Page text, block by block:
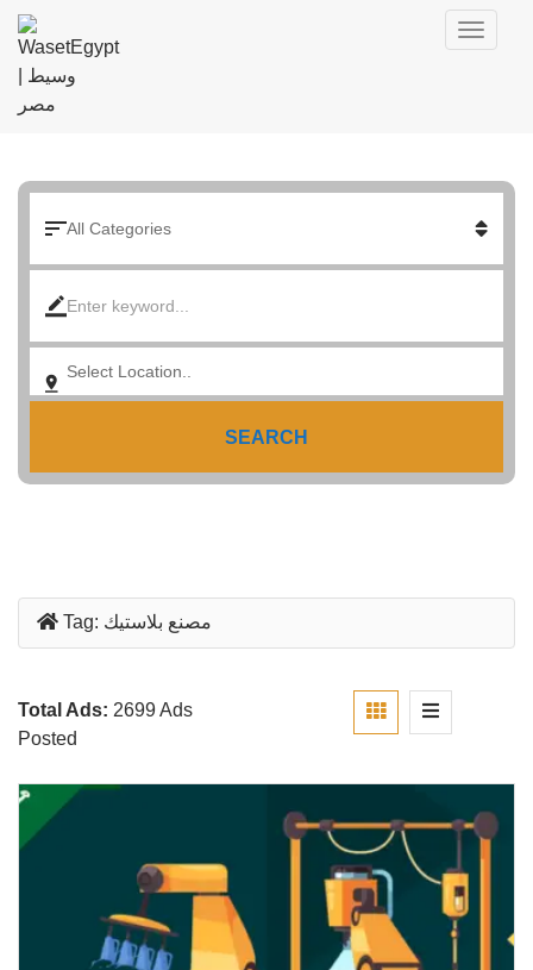
SEARCH
Tag: مصنع بلاستيك
Total Ads: 2699 Ads
Posted